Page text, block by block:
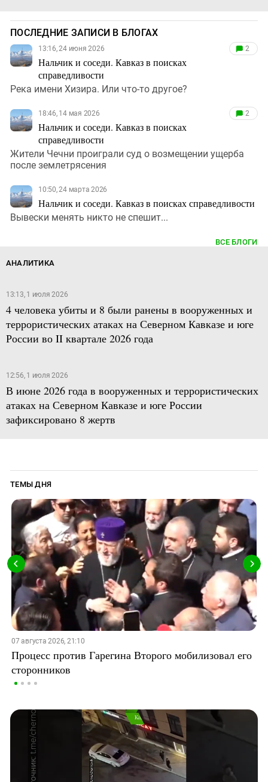
ПОСЛЕДНИЕ ЗАПИСИ В БЛОГАХ
13:16, 24 июня 2026
Нальчик и соседи. Кавказ в поисках
справедливости
2
Река имени Хизира. Или что-то другое?
18:46, 14 мая 2026
Нальчик и соседи. Кавказ в поисках
справедливости
2
Жители Чечни проиграли суд о возмещении ущерба
после землетрясения
10:50, 24 марта 2026
Нальчик и соседи. Кавказ в поисках справедливости
Вывески менять никто не спешит...
ВСЕ БЛОГИ
АНАЛИТИКА
13:13, 1 июля 2026
4 человека убиты и 8 были ранены в вооруженных и
террористических атаках на Северном Кавказе и юге
России во II квартале 2026 года
12:56, 1 июля 2026
В июне 2026 года в вооруженных и террористических
атаках на Северном Кавказе и юге России
зафиксировано 8 жертв
ТЕМЫ ДНЯ
07 августа 2026, 21:10
Процесс против Гарегина Второго мобилизовал его
сторонников